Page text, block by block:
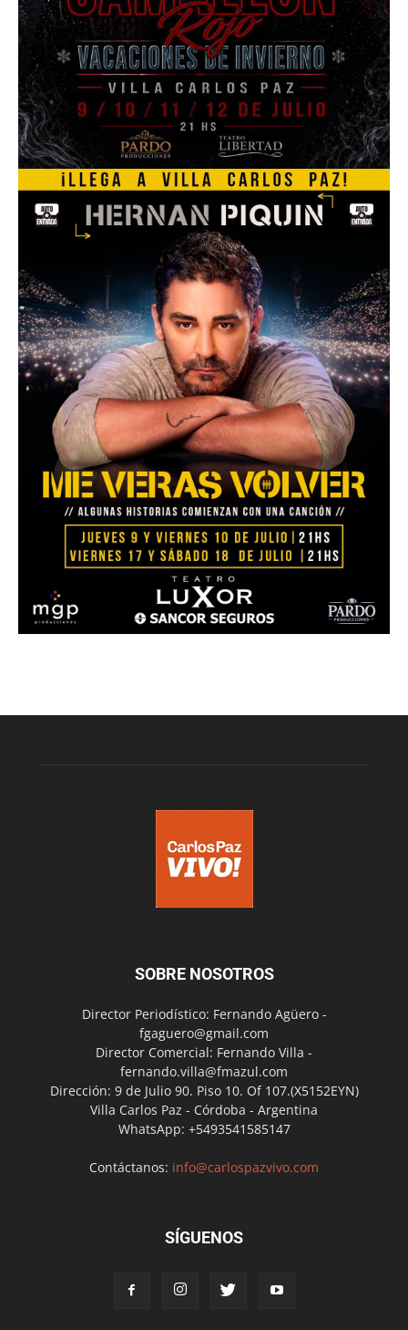
SOBRE NOSOTROS
Director Periodístico: Fernando Agüero -
fgaguero@gmail.com
Director Comercial: Fernando Villa -
fernando.villa@fmazul.com
Dirección: 9 de Julio 90. Piso 10. Of 107.(X5152EYN)
Villa Carlos Paz - Córdoba - Argentina
WhatsApp: +5493541585147
Contáctanos: info@carlospazvivo.com
SÍGUENOS